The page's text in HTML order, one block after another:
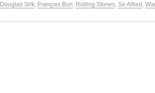
Douglas Sirk François Bon Rolling Stones Sir Alfred